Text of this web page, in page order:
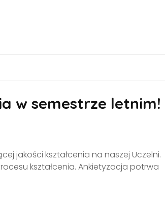
w semestrze letnim!
jakości kształcenia na naszej Uczelni.
kształcenia. Ankietyzacja potrwa